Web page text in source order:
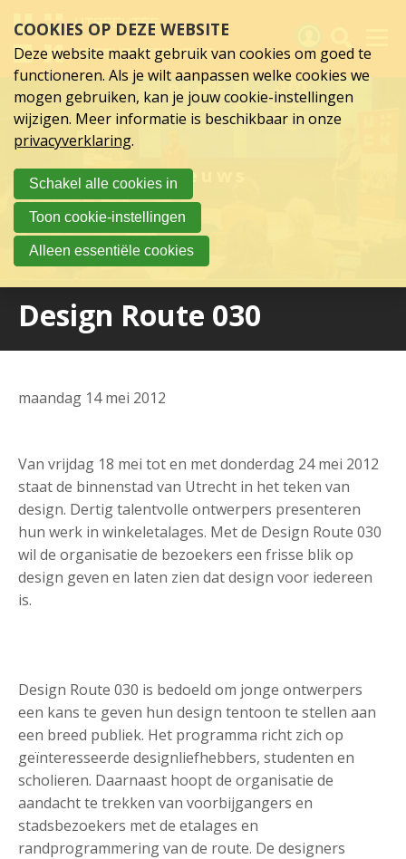
links
over
Spring
hoofd
inhoud
Spring
naar
hoofdnavigatie
Nieuws
Design Route 030
maandag 14 mei 2012
Van vrijdag 18 mei tot en met donderdag 24 mei 2012
staat de binnenstad van Utrecht in het teken van
design. Dertig talentvolle ontwerpers presenteren
hun werk in winkeletalages. Met de Design Route 030
wil de organisatie de bezoekers een frisse blik op
design geven en laten zien dat design voor iedereen
is.
Design Route 030 is bedoeld om jonge ontwerpers
een kans te geven hun design tentoon te stellen aan
een breed publiek. Het programma richt zich op
geïnteresseerde designliefhebbers, studenten en
scholieren. Daarnaast hoopt de organisatie de
aandacht te trekken van voorbijgangers en
stadsbezoekers met de etalages en
randprogrammering van de route. De designers
Activiteiten
Nieuws
Verslagen
Sluit je aan
Over UCK
COOKIES OP DEZE WEBSITE
Deze website maakt gebruik van cookies om goed te
functioneren. Als je wilt aanpassen welke cookies we
mogen gebruiken, kan je jouw cookie-instellingen
wijzigen. Meer informatie is beschikbaar in onze
privacyverklaring.
Schakel alle cookies in
Toon cookie-instellingen
Alleen essentiële cookies